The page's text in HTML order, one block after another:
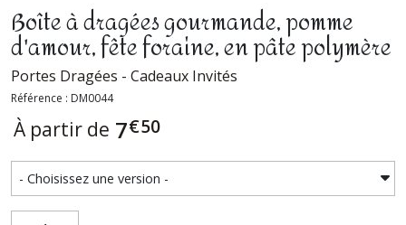
Boîte à dragées gourmande, pomme
d'amour, fête foraine, en pâte polymère
Portes Dragées - Cadeaux Invités
Référence : DM0044
À partir de 7€50